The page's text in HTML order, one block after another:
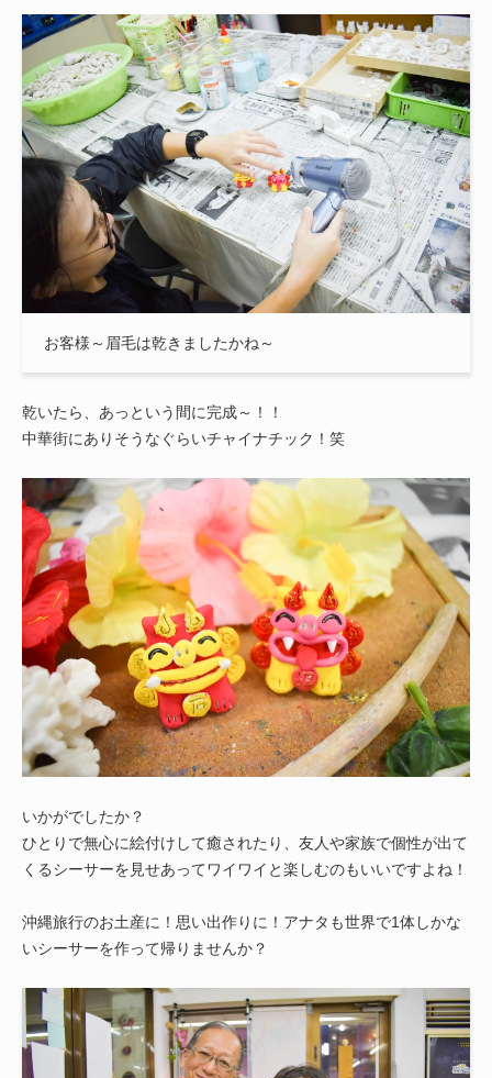
お客様～眉毛は乾きましたかね～
乾いたら、あっという間に完成～！！
中華街にありそうなぐらいチャイナチック！笑
いかがでしたか？
ひとりで無心に絵付けして癒されたり、友人や家族で個性が出て
くるシーサーを見せあってワイワイと楽しむのもいいですよね！
沖縄旅行のお土産に！思い出作りに！アナタも世界で1体しかな
いシーサーを作って帰りませんか？